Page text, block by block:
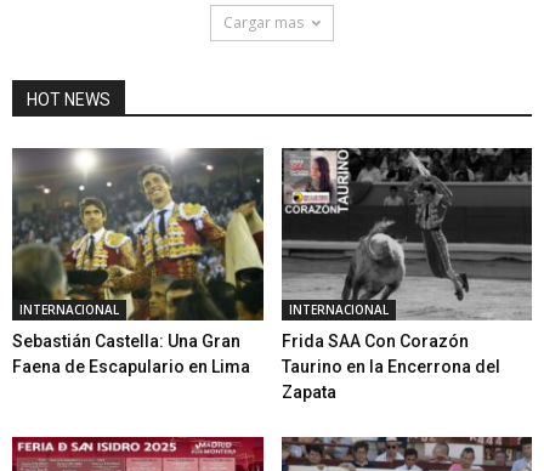
Cargar mas
HOT NEWS
INTERNACIONAL
Sebastián Castella: Una Gran
Faena de Escapulario en Lima
INTERNACIONAL
Frida SAA Con Corazón
Taurino en la Encerrona del
Zapata